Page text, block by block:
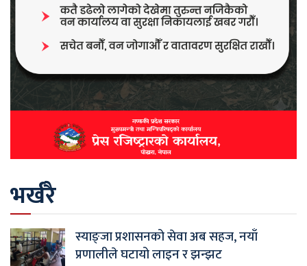
भर्खरै
स्याङ्जा प्रशासनको सेवा अब सहज, नयाँ
प्रणालीले घटायो लाइन र झन्झट